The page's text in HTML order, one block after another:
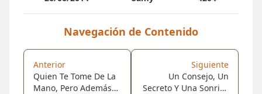
Navegación de Contenido
Anterior
Quien Te Tome De La
Mano, Pero Además
Siguiente
Un Consejo, Un
Secreto Y Una Sonrisa